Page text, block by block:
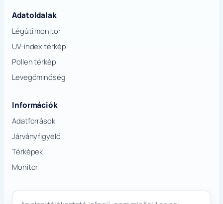
Adatoldalak
Légúti monitor
UV-index térkép
Pollen térkép
Levegőminőség
Információk
Adatforrások
Járványfigyelő
Térképek
Monitor